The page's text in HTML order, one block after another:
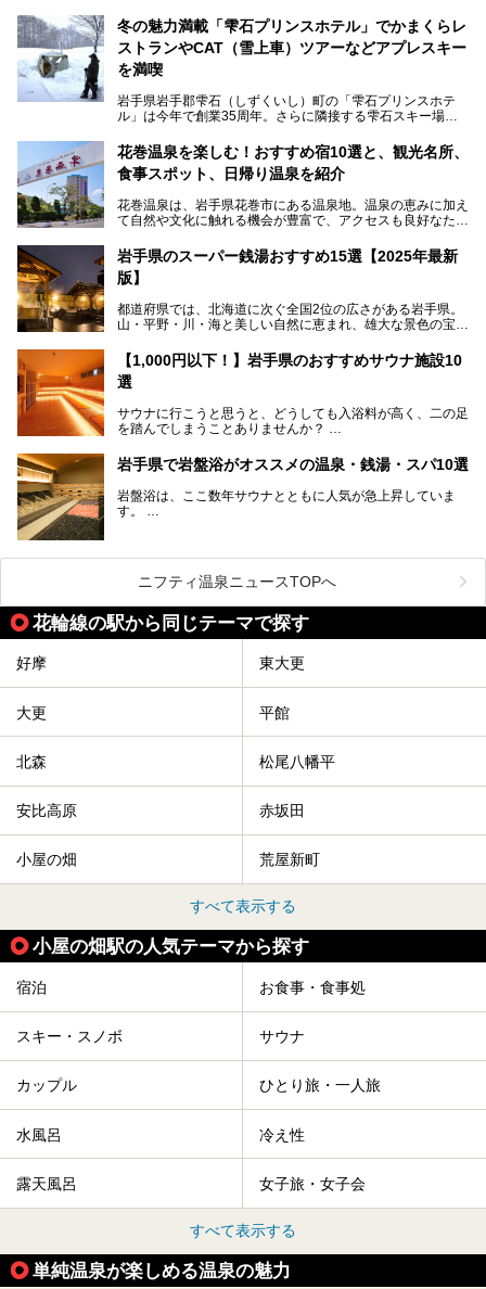
冬の魅力満載「雫石プリンスホテル」でかまくらレ
ストランやCAT（雪上車）ツアーなどアプレスキー
を満喫
岩手県岩手郡雫石（しずくいし）町の「雫石プリンスホテ
ル」は今年で創業35周年。さらに隣接する雫石スキー場は
の後"）の充実をはかり、テーマをSNOW（雪）＋NOVA
（新星）で「SNØVA（スノーヴァ）」としました！
喫できるパウダースノーの雫石。というわけで、「雫石プリ
ンスホテル」にお出かけして楽しめるアクティビティや温泉
───
提供元：株式会社西武・プリンスホテルズワールドワイド
この記事は雫石プリンスホテルのPR記事です。
花巻温泉を楽しむ！おすすめ宿10選と、観光名所、
食事スポット、日帰り温泉を紹介
花巻温泉は、岩手県花巻市にある温泉地。温泉の恵みに加え
て自然や文化に触れる機会が豊富で、アクセスも良好なた
この記事では、花巻温泉の魅力、おすすめの宿・注目すべき
観光スポット・味わい深い食事処・気軽に立ち寄れる日帰り
花巻温泉での日常を忘れられる特別な体験を通じて、いつも
岩手県のスーパー銭湯おすすめ15選【2025年最新
版】
都道府県では、北海道に次ぐ全国2位の広さがある岩手県。
山・平野・川・海と美しい自然に恵まれ、雄大な景色の宝庫
三陸の魚介類などの岩手グルメは全国に知られていますね。
大自然に囲まれた岩手県には、温泉が多く湧き出していま
す。今回は、岩手県でおすすめのスーパー銭湯をご紹介しま
【1,000円以下！】岩手県のおすすめサウナ施設10
選
サウナに行こうと思うと、どうしても入浴料が高く、二の足
を踏んでしまうことありませんか？
そこで値段を抑えた格安でお風呂とサウナを満喫できる充実
の施設を紹介します！
サクッと、月何回もサウナを楽しみたい人にとってはピッタ
リの場所ばかりなんですよ。
岩手県で岩盤浴がオススメの温泉・銭湯・スパ10選
岩盤浴は、ここ数年サウナとともに人気が急上昇していま
す。
今回は、岩手県でおすすめの温泉、銭湯、スパにある岩盤浴
を紹介します！
温度も低めなので、暑いのが苦手な人でも大満足な施設です
ニフティ温泉ニュースTOPへ
花輪線の駅から同じテーマで探す
好摩 東大更
大更 平館
北森 松尾八幡平
安比高原 赤坂田
小屋の畑 荒屋新町
すべて表示する
小屋の畑駅の人気テーマから探す
宿泊 お食事・食事処
スキー・スノボ サウナ
カップル ひとり旅・一人旅
水風呂 冷え性
露天風呂 女子旅・女子会
すべて表示する
単純温泉が楽しめる温泉の魅力